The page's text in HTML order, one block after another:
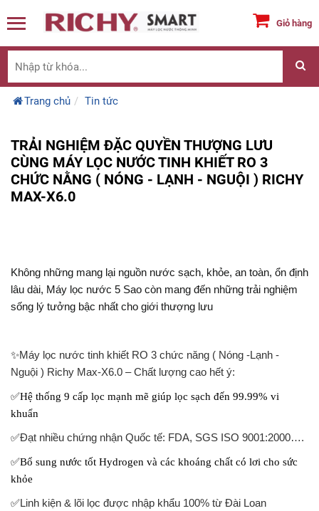
Giỏ hàng
Trang chủ Tin tức
TRẢI NGHIỆM ĐẶC QUYỀN THƯỢNG LƯU
CÙNG MÁY LỌC NƯỚC TINH KHIẾT RO 3
CHỨC NẰNG ( NÓNG - LẠNH - NGUỘI ) RICHY
MAX-X6.0
Không những mang lại nguồn nước sạch, khỏe, an toàn, ổn định
lâu dài, Máy lọc nước 5 Sao còn mang đến những trải nghiệm
sống lý tưởng bậc nhất cho giới thượng lưu
✨Máy lọc nước tinh khiết RO 3 chức năng ( Nóng -Lạnh -
Nguội ) Richy Max-X6.0 – Chất lượng cao hết ý:
✅Hệ thống 9 cấp lọc mạnh mẽ giúp lọc sạch đến 99.99% vi
khuẩn
✅Đạt nhiều chứng nhận Quốc tế: FDA, SGS ISO 9001:2000….
✅Bổ sung nước tốt Hydrogen và các khoáng chất có lơi cho sức
khỏe
✅Linh kiện & lõi lọc được nhập khẩu 100% từ Đài Loan